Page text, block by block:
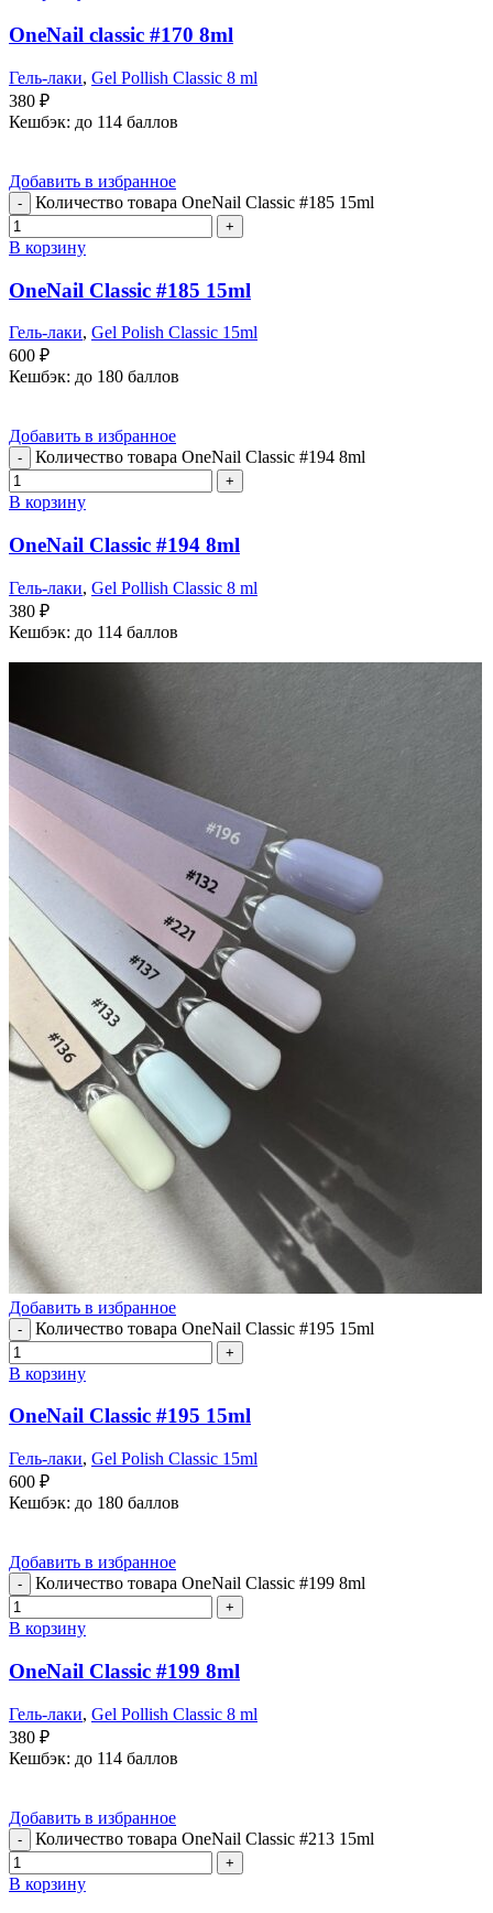
OneNail classic #170 8ml
Гель-лаки, Gel Pollish Classic 8 ml
380 ₽
Кешбэк: до 114 баллов
Добавить в избранное
Количество товара OneNail Classic #185 15ml
В корзину
OneNail Classic #185 15ml
Гель-лаки, Gel Polish Classic 15ml
600 ₽
Кешбэк: до 180 баллов
Добавить в избранное
Количество товара OneNail Classic #194 8ml
В корзину
OneNail Classic #194 8ml
Гель-лаки, Gel Pollish Classic 8 ml
380 ₽
Кешбэк: до 114 баллов
Добавить в избранное
Количество товара OneNail Classic #195 15ml
В корзину
OneNail Classic #195 15ml
Гель-лаки, Gel Polish Classic 15ml
600 ₽
Кешбэк: до 180 баллов
Добавить в избранное
Количество товара OneNail Classic #199 8ml
В корзину
OneNail Classic #199 8ml
Гель-лаки, Gel Pollish Classic 8 ml
380 ₽
Кешбэк: до 114 баллов
Добавить в избранное
Количество товара OneNail Classic #213 15ml
В корзину